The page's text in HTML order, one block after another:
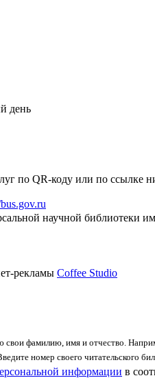
день
по QR-коду или по ссылке
научной библиотеки
рекламы Coffee Studio
свои фамилию, имя и отчество.
номер своего читательского
информации в